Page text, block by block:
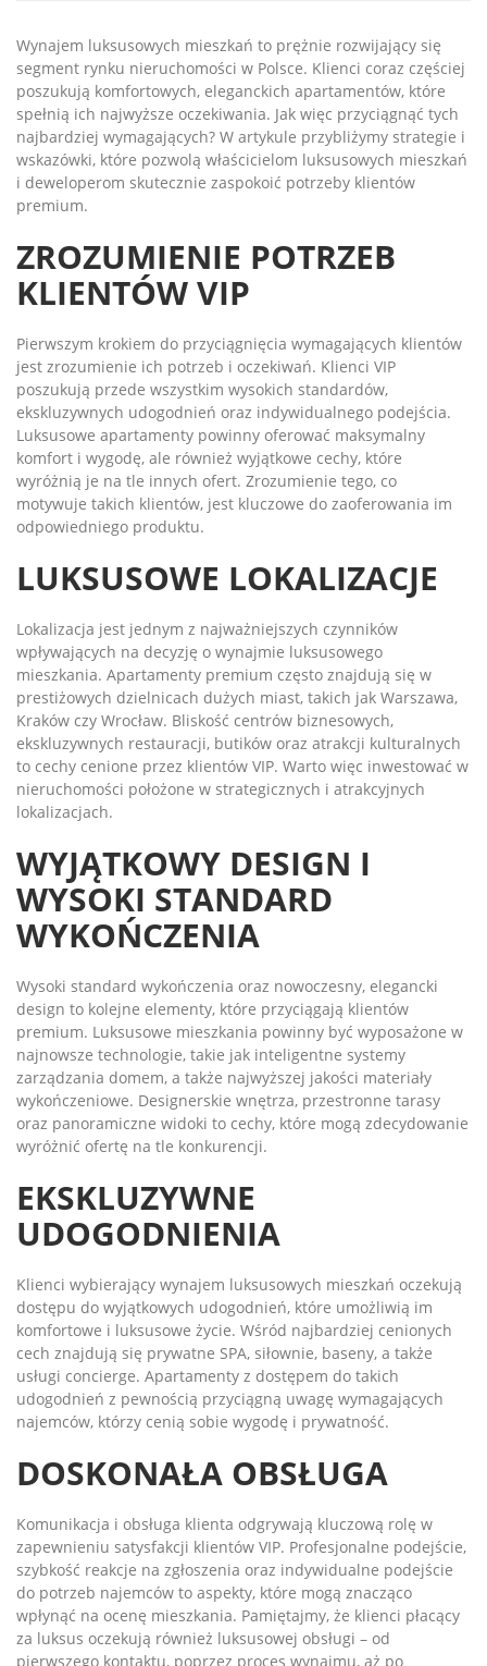
Wynajem luksusowych mieszkań to prężnie rozwijający się
segment rynku nieruchomości w Polsce. Klienci coraz częściej
poszukują komfortowych, eleganckich apartamentów, które
spełnią ich najwyższe oczekiwania. Jak więc przyciągnąć tych
najbardziej wymagających? W artykule przybliżymy strategie i
wskazówki, które pozwolą właścicielom luksusowych mieszkań
i deweloperom skutecznie zaspokoić potrzeby klientów
premium.
ZROZUMIENIE POTRZEB
KLIENTÓW VIP
Pierwszym krokiem do przyciągnięcia wymagających klientów
jest zrozumienie ich potrzeb i oczekiwań. Klienci VIP
poszukują przede wszystkim wysokich standardów,
ekskluzywnych udogodnień oraz indywidualnego podejścia.
Luksusowe apartamenty powinny oferować maksymalny
komfort i wygodę, ale również wyjątkowe cechy, które
wyróżnią je na tle innych ofert. Zrozumienie tego, co
motywuje takich klientów, jest kluczowe do zaoferowania im
odpowiedniego produktu.
LUKSUSOWE LOKALIZACJE
Lokalizacja jest jednym z najważniejszych czynników
wpływających na decyzję o wynajmie luksusowego
mieszkania. Apartamenty premium często znajdują się w
prestiżowych dzielnicach dużych miast, takich jak Warszawa,
Kraków czy Wrocław. Bliskość centrów biznesowych,
ekskluzywnych restauracji, butików oraz atrakcji kulturalnych
to cechy cenione przez klientów VIP. Warto więc inwestować w
nieruchomości położone w strategicznych i atrakcyjnych
lokalizacjach.
WYJĄTKOWY DESIGN I
WYSOKI STANDARD
WYKOŃCZENIA
Wysoki standard wykończenia oraz nowoczesny, elegancki
design to kolejne elementy, które przyciągają klientów
premium. Luksusowe mieszkania powinny być wyposażone w
najnowsze technologie, takie jak inteligentne systemy
zarządzania domem, a także najwyższej jakości materiały
wykończeniowe. Designerskie wnętrza, przestronne tarasy
oraz panoramiczne widoki to cechy, które mogą zdecydowanie
wyróżnić ofertę na tle konkurencji.
EKSKLUZYWNE
UDOGODNIENIA
Klienci wybierający wynajem luksusowych mieszkań oczekują
dostępu do wyjątkowych udogodnień, które umożliwią im
komfortowe i luksusowe życie. Wśród najbardziej cenionych
cech znajdują się prywatne SPA, siłownie, baseny, a także
usługi concierge. Apartamenty z dostępem do takich
udogodnień z pewnością przyciągną uwagę wymagających
najemców, którzy cenią sobie wygodę i prywatność.
DOSKONAŁA OBSŁUGA
Komunikacja i obsługa klienta odgrywają kluczową rolę w
zapewnieniu satysfakcji klientów VIP. Profesjonalne podejście,
szybkość reakcje na zgłoszenia oraz indywidualne podejście
do potrzeb najemców to aspekty, które mogą znacząco
wpłynąć na ocenę mieszkania. Pamiętajmy, że klienci płacący
za luksus oczekują również luksusowej obsługi – od
pierwszego kontaktu, poprzez proces wynajmu, aż po